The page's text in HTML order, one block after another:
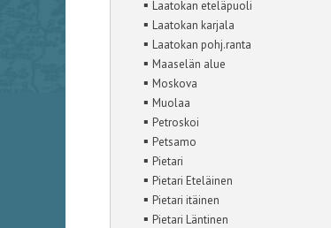
▪ Laatokan eteläpuoli
▪ Laatokan karjala
▪ Laatokan pohj.ranta
▪ Maaselän alue
▪ Moskova
▪ Muolaa
▪ Petroskoi
▪ Petsamo
▪ Pietari
▪ Pietari Eteläinen
▪ Pietari itäinen
▪ Pietari Läntinen